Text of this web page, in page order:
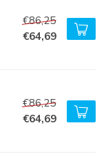
€86,25
€64,69
€86,25
€64,69